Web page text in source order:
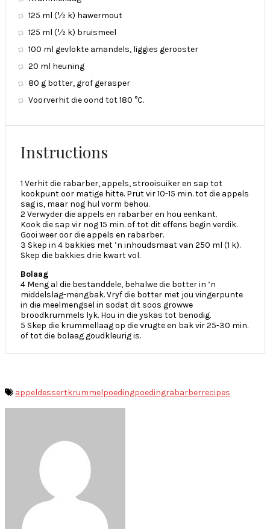
125 ml (½ k) hawermout
125 ml (½ k) bruismeel
100 ml gevlokte amandels, liggies gerooster
20 ml heuning
80 g botter, grof gerasper
Voorverhit die oond tot 180 °C.
Instructions
1 Verhit die rabarber, appels, strooisuiker en sap tot
kookpunt oor matige hitte. Prut vir 10-15 min. tot die appels
sag is, maar nog hul vorm behou.
2 Verwyder die appels en rabarber en hou eenkant.
Kook die sap vir nog 15 min. of tot dit effens begin verdik.
Gooi weer oor die appels en rabarber.
3 Skep in 4 bakkies met ’n inhoudsmaat van 250 ml (1 k).
Skep die bakkies drie kwart vol.
Bolaag
4 Meng al die bestanddele, behalwe die botter in ’n
middelslag-mengbak. Vryf die botter met jou vingerpunte
in die meelmengsel in sodat dit soos growwe
broodkrummels lyk. Hou in die yskas tot benodig.
5 Skep die krummellaag op die vrugte en bak vir 25-30 min.
of tot die bolaag goudkleurig is.
appeldessertkrummelpoedingpoedingrabarberrecipes